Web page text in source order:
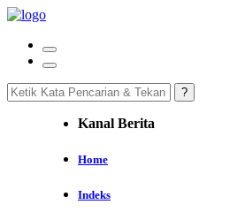
Kanal Berita
Home
Indeks